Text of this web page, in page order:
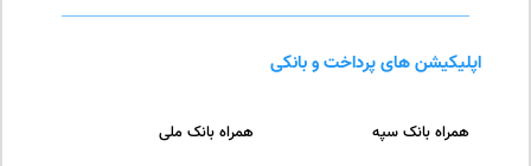
اپلیکیشن های پرداخت و بانکی
همراه بانک ملی همراه بانک سپه